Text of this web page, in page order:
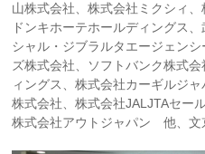
山株式会社、株式会社ミクシィ
ドンキホーテホールディングス
シャル・ジブラルタエージェン
ズ株式会社、ソフトバンク株式
ィングス、株式会社カーギルジ
株式会社、株式会社JALJTAセー
株式会社アウトジャパン 他、文